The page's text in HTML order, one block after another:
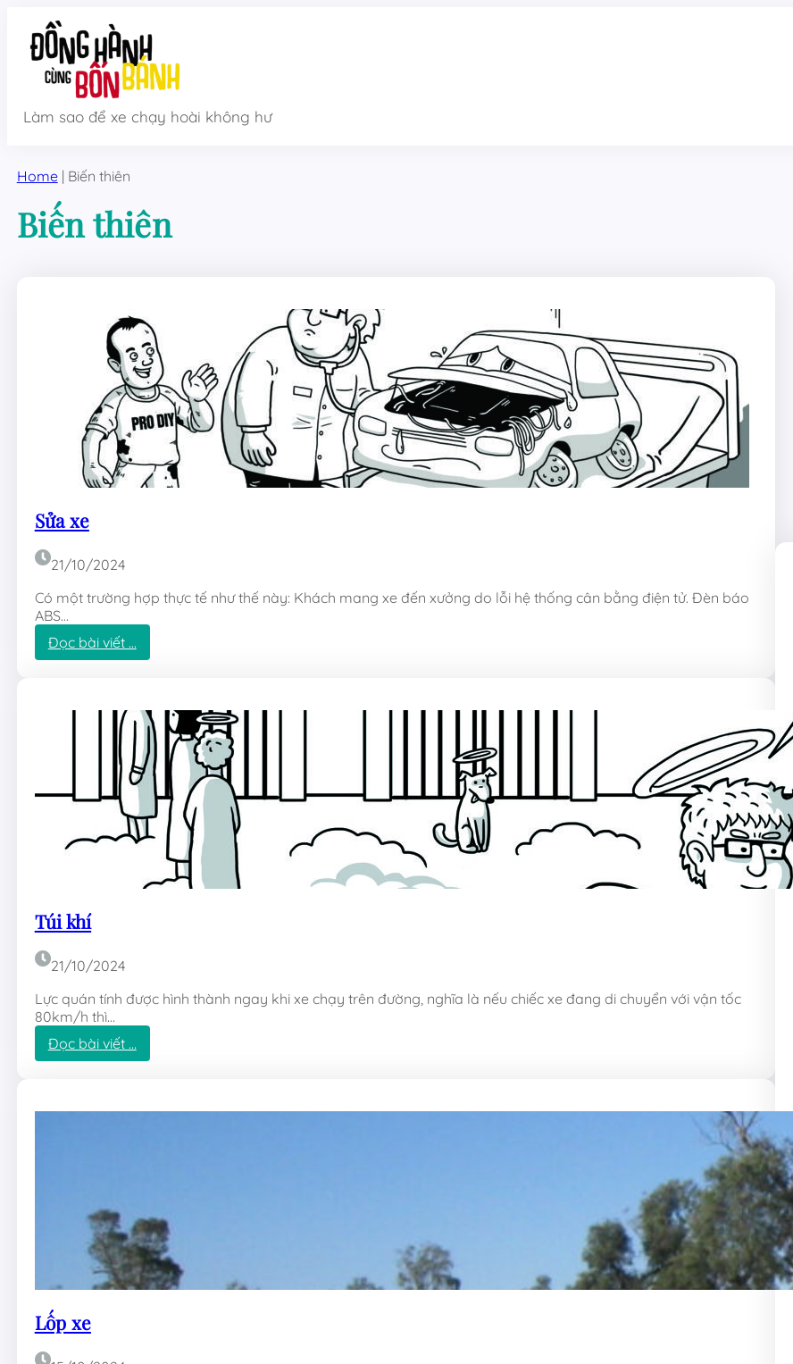
content
Làm sao để xe chạy hoài không hư
Home | Biến thiên
Biến thiên
Sửa xe
21/10/2024
Có một trường hợp thực tế như thế này: Khách mang xe đến xưởng do lỗi hệ thống cân bằng điện tử. Đèn báo
ABS…
Đọc bài viết …:
S
x
e
Túi khí
21/10/2024
Lực quán tính được hình thành ngay khi xe chạy trên đường, nghĩa là nếu chiếc xe đang di chuyển với vận tốc
80km/h thì…
Đọc bài viết …:
T
k
Lốp xe